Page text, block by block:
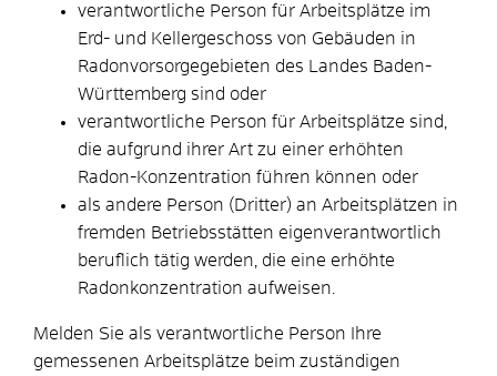
verantwortliche Person für Arbeitsplätze im
Erd- und Kellergeschoss von Gebäuden in
Radonvorsorgegebieten des Landes Baden-
Württemberg sind oder
verantwortliche Person für Arbeitsplätze sind,
die aufgrund ihrer Art zu einer erhöhten
Radon-Konzentration führen können oder
als andere Person (Dritter) an Arbeitsplätzen in
fremden Betriebsstätten eigenverantwortlich
beruflich tätig werden, die eine erhöhte
Radonkonzentration aufweisen.
Melden Sie als verantwortliche Person Ihre
gemessenen Arbeitsplätze beim zuständigen